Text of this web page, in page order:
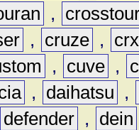
,
, cruze ,
crx
, cuve ,
, daihatsu
,
defender , dein